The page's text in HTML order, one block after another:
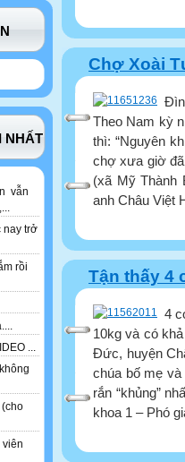
NHẤT
vẫn
nay trở
rồi
...
(cho
viên
Chợ Xoài
Theo Nam kỳ
thì: “Nguyên
chợ xưa giờ
(xã Mỹ Thành
anh Châu Việt
Tận thấy 4
4
10kg và có
Đức, huyện
chúa bố mẹ và
rắn “khủng”
khoa 1 – Phó